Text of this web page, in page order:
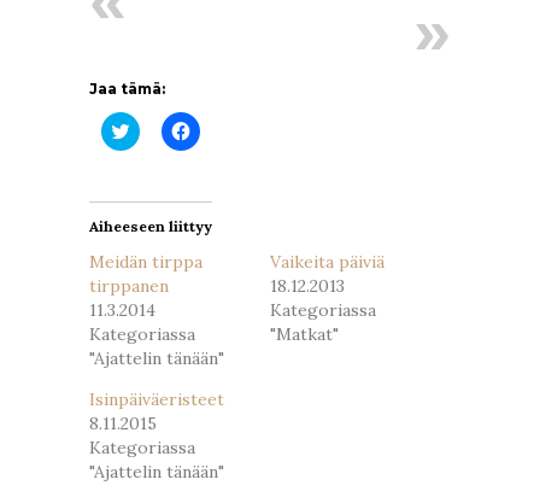
Jaa tämä:
Jaa
Twitterissä(Avautuu
Jaa
Facebookissa(Avautuu
Aiheeseen liittyy
Meidän tirppa
tirppanen
11.3.2014
Kategoriassa
"Ajattelin tänään"
Vaikeita päiviä
18.12.2013
Kategoriassa
"Matkat"
Isinpäiväeristeet
8.11.2015
Kategoriassa
"Ajattelin tänään"